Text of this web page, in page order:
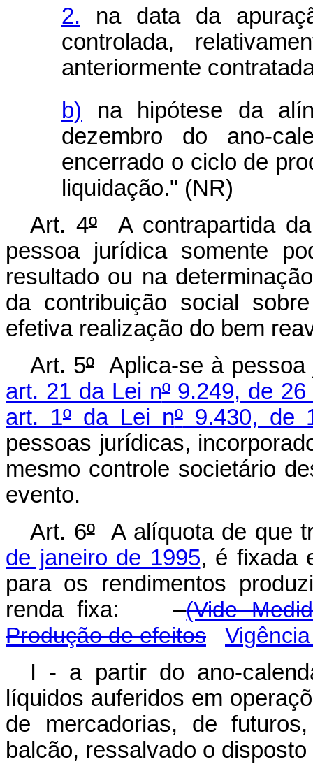
2. na data da
controlada,
anteriormente
b) na hipótese da
dezembro do ano-
encerrado o ciclo de
liquidação." (NR)
Art. 4ºA contrapartida da
pessoa jurídica somente
resultado ou na
da contribuição social
efetiva realização do bem
Art. 5ºAplica-se à pessoa
art. 21 da Lei nº9.249, de 26
art. 1ºda Lei nº9.430, de
pessoas jurídicas,
mesmo controle societário
evento.
Art. 6ºA alíquota de que
de janeiro de 1995, é fixada
para os rendimentos
renda fixa: (Vide
Produção de efeitos
I - a partir do ano-
líquidos auferidos em
de mercadorias, de
balcão, ressalvado o